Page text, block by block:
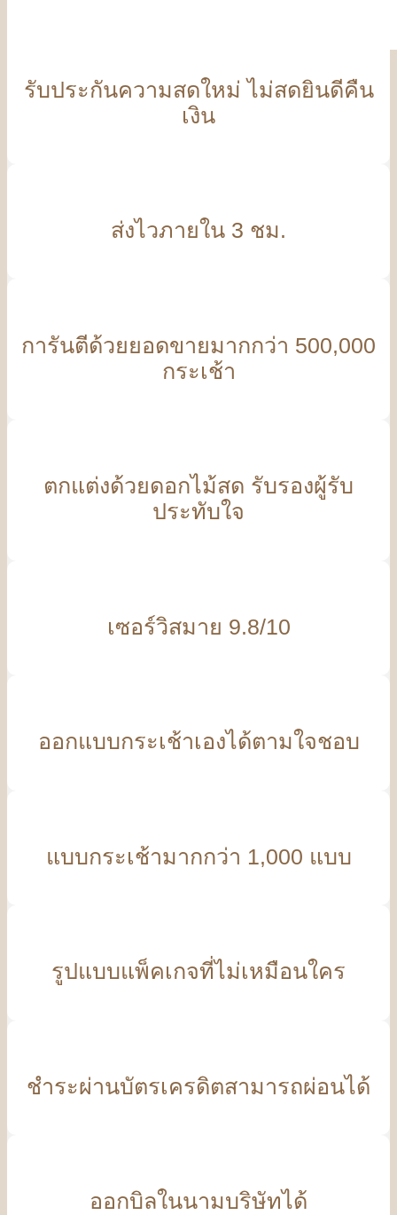
รับประกันความสดใหม่ ไม่สดยินดีคืน
เงิน
ส่งไวภายใน 3 ชม.
การันตีด้วยยอดขายมากกว่า 500,000
กระเช้า
ตกแต่งด้วยดอกไม้สด รับรองผู้รับ
ประทับใจ
เซอร์วิสมาย 9.8/10
ออกแบบกระเช้าเองได้ตามใจชอบ
แบบกระเช้ามากกว่า 1,000 แบบ
รูปแบบแพ็คเกจที่ไม่เหมือนใคร
ชำระผ่านบัตรเครดิตสามารถผ่อนได้
ออกบิลในนามบริษัทได้